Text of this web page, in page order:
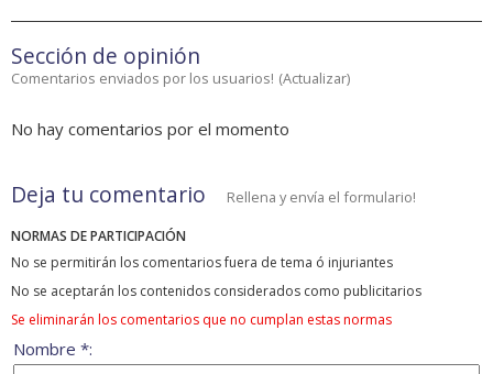
Sección de opinión
Comentarios enviados por los usuarios! (Actualizar)
No hay comentarios por el momento
Deja tu comentario Rellena y envía el formulario!
NORMAS DE PARTICIPACIÓN
No se permitirán los comentarios fuera de tema ó injuriantes
No se aceptarán los contenidos considerados como publicitarios
Se eliminarán los comentarios que no cumplan estas normas
Nombre *: